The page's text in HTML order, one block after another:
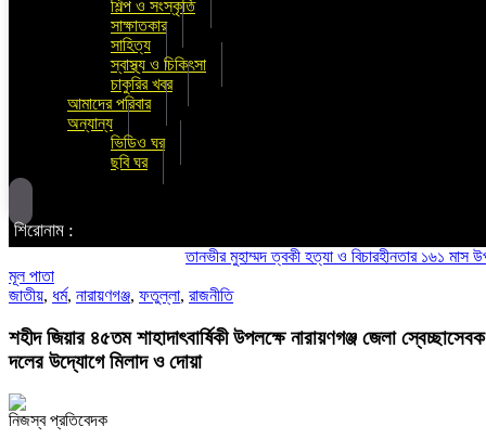
শিল্প ও সংস্কৃতি
সাক্ষাতকার
সাহিত্য
স্বাস্থ্য ও চিকিৎসা
চাকুরির খবর
আমাদের পরিবার
অন্যান্য
ভিডিও ঘর
ছবি ঘর
শিরোনাম :
তানভীর মুহাম্মদ ত্বকী হত্যা ও বিচারহীনতার ১৬১ মাস
মূল পাতা
জাতীয়, ধর্ম, নারায়ণগঞ্জ, ফতুল্লা, রাজনীতি
শহীদ জিয়ার ৪৫তম শাহাদাৎবার্ষিকী উপলক্ষে নারায়ণগঞ্জ জেলা স্বেচ্ছাসেবক
দলের উদ্যোগে মিলাদ ও দোয়া
নিজস্ব প্রতিবেদক